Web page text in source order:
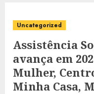
Uncategorized
Assistência
avança em
Mulher,
Minha Casa,